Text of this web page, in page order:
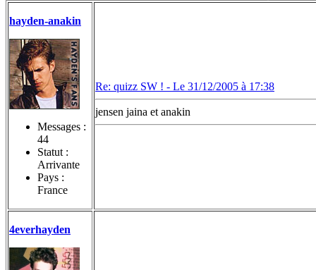
hayden-anakin
Messages :
44
Statut :
Arrivante
Pays :
France
Re: quizz SW ! - Le 31/12/2005 à 17:38
jensen jaina et anakin
4everhayden